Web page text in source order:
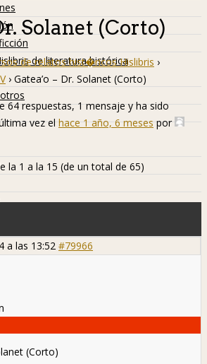
de literatura histórica
Solanet (Corto)
de relatos hist�ricos Hislibris ›
› Gatea’o – Dr. Solanet (Corto)
64 respuestas, 1 mensaje y ha sido
vez el hace 1 año, 6 meses por
la 1 a la 15 (de un total de 65)
a las 13:52 #79966
(Corto)